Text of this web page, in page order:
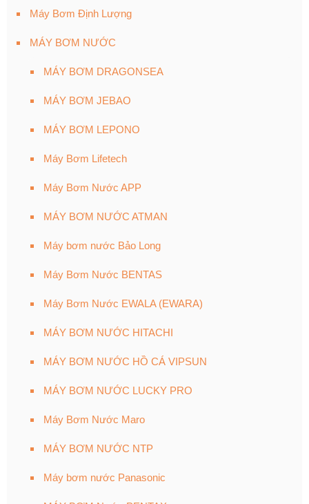
Máy Bơm Định Lượng
MÁY BƠM NƯỚC
MÁY BƠM DRAGONSEA
MÁY BƠM JEBAO
MÁY BƠM LEPONO
Máy Bơm Lifetech
Máy Bơm Nước APP
MÁY BƠM NƯỚC ATMAN
Máy bơm nước Bảo Long
Máy Bơm Nước BENTAS
Máy Bơm Nước EWALA (EWARA)
MÁY BƠM NƯỚC HITACHI
MÁY BƠM NƯỚC HỒ CÁ VIPSUN
MÁY BƠM NƯỚC LUCKY PRO
Máy Bơm Nước Maro
MÁY BƠM NƯỚC NTP
Máy bơm nước Panasonic